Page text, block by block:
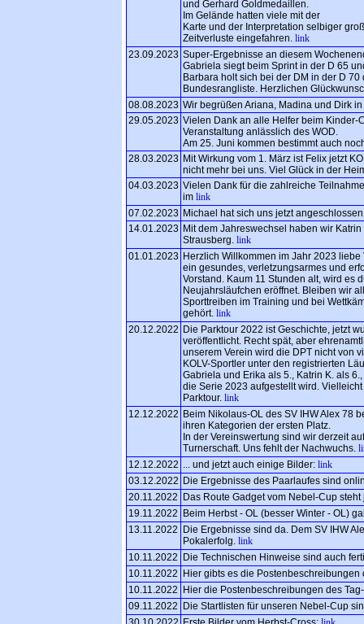
und Gerhard Goldmedaillen.
Im Gelände hatten viele mit der
Karte und der Interpretation selbiger
Zeitverluste eingefahren. link
23.09.2023 Super-Ergebnisse an diesem
Gabriela siegt beim Sprint in der D 65
Barbara holt sich bei der DM in der D
Bundesrangliste. Herzlichen
08.08.2023 Wir begrüßen Ariana, Madina und Dirk
29.05.2023 Vielen Dank an alle Helfer beim Kinder-
Veranstaltung anlässlich des WOD.
Am 25. Juni kommen bestimmt auch
28.03.2023 Mit Wirkung vom 1. März ist Felix jetzt
nicht mehr bei uns. Viel Glück in der
04.03.2023 Vielen Dank für die zahlreiche
im link
07.02.2023 Michael hat sich uns jetzt
14.01.2023 Mit dem Jahreswechsel haben wir
Strausberg. link
01.01.2023 Herzlich Willkommen im Jahr 2023
ein gesundes, verletzungsarmes und
Vorstand. Kaum 11 Stunden alt, wird es
Neujahrsläufchen eröffnet. Bleiben wir
Sporttreiben im Training und bei
gehört. link
20.12.2022 Die Parktour 2022 ist Geschichte, jetzt
veröffentlicht. Recht spät, aber
unserem Verein wird die DPT nicht von
KOLV-Sportler unter den registrierten
Gabriela und Erika als 5., Katrin K. als
die Serie 2023 aufgestellt wird.
Parktour. link
12.12.2022 Beim Nikolaus-OL des SV IHW Alex 78
ihren Kategorien der ersten Platz.
In der Vereinswertung sind wir derzeit
Turnerschaft. Uns fehlt der Nachwuchs.
12.12.2022
... und jetzt auch einige Bilder: link
03.12.2022 Die Ergebnisse des Paarlaufes sind
20.11.2022 Das Route Gadget vom Nebel-Cup
19.11.2022 Beim Herbst - OL (besser Winter - OL)
13.11.2022 Die Ergebnisse sind da. Dem SV IHW
Pokalerfolg. link
10.11.2022 Die Technischen Hinweise sind auch
10.11.2022 Hier gibts es die Postenbeschreibungen
10.11.2022 Hier die Postenbeschreibungen des
09.11.2022 Die Startlisten für unseren Nebel-Cup